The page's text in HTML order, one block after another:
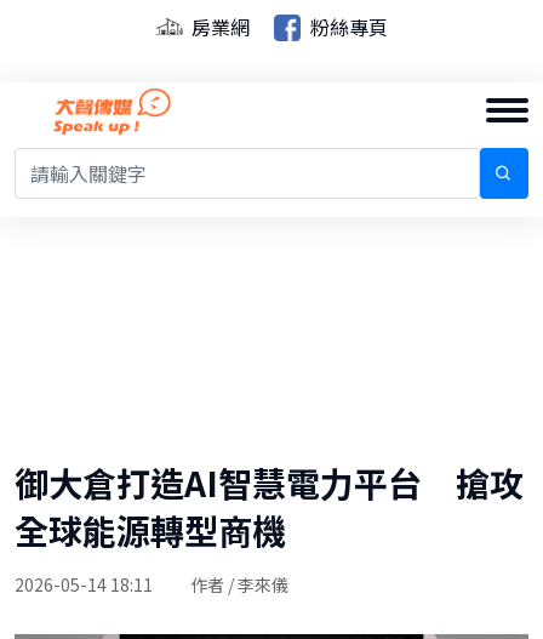
房業網 粉絲專頁
御大倉打造AI智慧電力平台 搶攻
全球能源轉型商機
2026-05-14 18:11 作者 / 李來儀